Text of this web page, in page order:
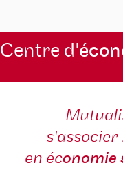
Centre d'
s'associer
en économie